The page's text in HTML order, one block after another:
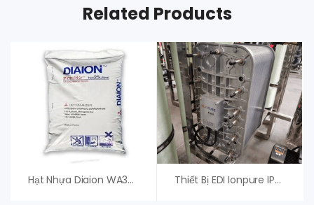
Related Products
Hạt Nhựa Diaion WA30 – Mitsubishi (Japan) Thiết Bị EDI Ionpure IP-LXM45HI-3, Xylem (Evoqua)